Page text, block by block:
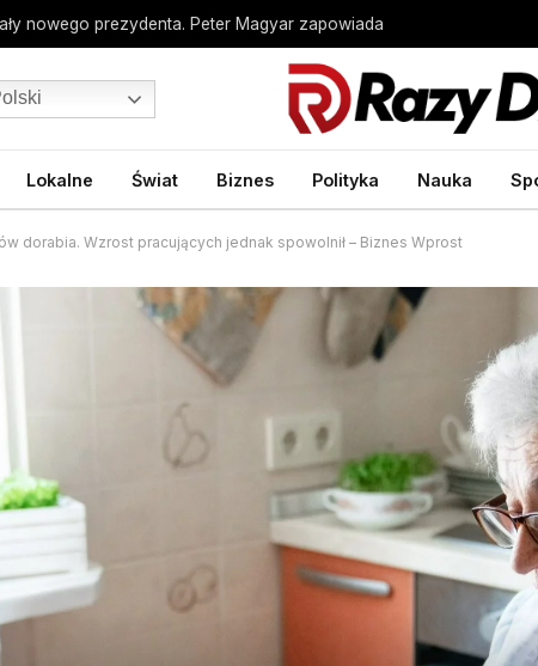
nowego prezydenta. Peter Magyar zapowiada
Lokalne Świat Biznes Polityka Nauka
dorabia. Wzrost pracujących jednak spowolnił – Biznes Wprost